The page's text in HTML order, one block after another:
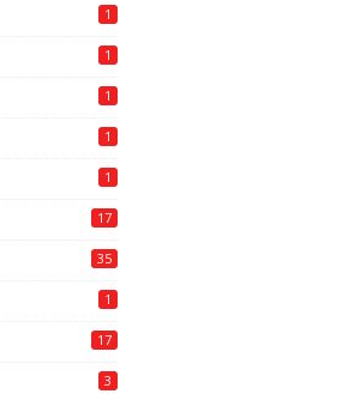
1
1
1
1
1
17
35
1
17
3